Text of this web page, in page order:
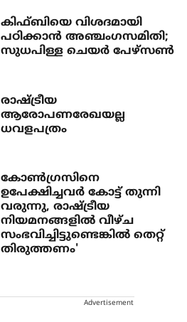
കിഫ്ബിയെ വിശദമായി
പഠിക്കാന്‍ അഞ്ചംഗസമിതി;
സുധപിള്ള ചെയര്‍ പേഴ്‌സണ്‍
രാഷ്ട്രീയ
ആരോപണരേഖയല്ല
ധവളപത്രം
കോണ്‍ഗ്രസിനെ
ഉപേക്ഷിച്ചവര്‍ കോട്ട് തുന്നി
വരുന്നു, രാഷ്ട്രീയ
നിയമനങ്ങളില്‍ വീഴ്ച
സംഭവിച്ചിട്ടുണ്ടെങ്കില്‍ തെറ്റ്
തിരുത്തണം'
Advertisement